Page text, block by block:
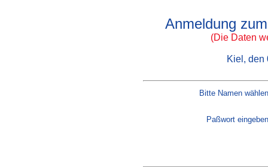
Anmeldung
(Die Daten
Kiel, den
Bitte Namen
Paßwort